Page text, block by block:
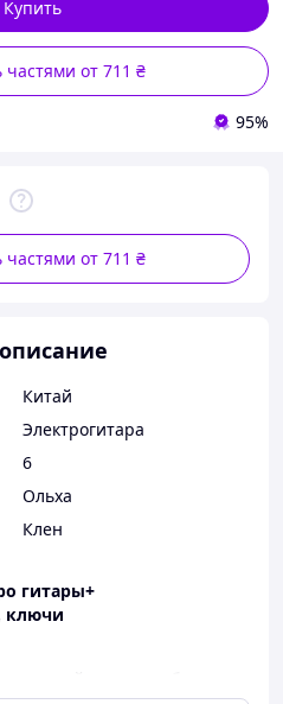
от 711 ₴
Купить
95%
от 711 ₴
Китай
Электрогитара
6
Ольха
Клен
гитары+
ключи